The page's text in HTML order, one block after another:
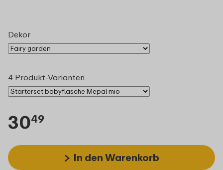
Dekor
4 Produkt-Varianten
3049
In den Warenkorb